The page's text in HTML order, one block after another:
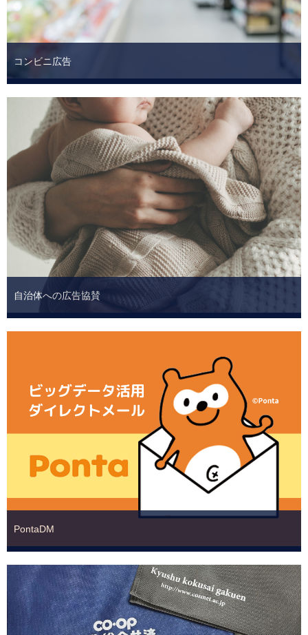
コンビニ広告
詳しくはこちら
コンビニエンスストア店内を活用した
各種広告メディアです。
自治体への広告協賛
詳しくはこちら
母子手帳カバー・マタニティストラップ（広告同梱）・
PontaDM
詳しくはこちら
ターゲットを絞り込んだ
効率的なダイレクトメールが可能です。